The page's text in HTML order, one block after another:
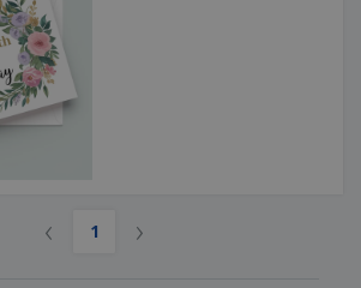
‹ 1 ›